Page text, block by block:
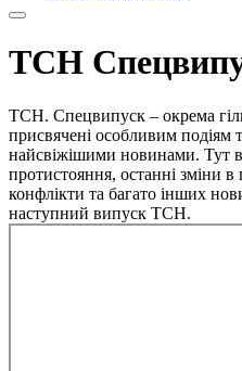
ТСН
ТСН. Спецвипуск – окрема
присвячені особливим подіям
найсвіжішими новинами. Тут
протистояння, останні зміни в
конфлікти та багато інших
наступний випуск ТСН.